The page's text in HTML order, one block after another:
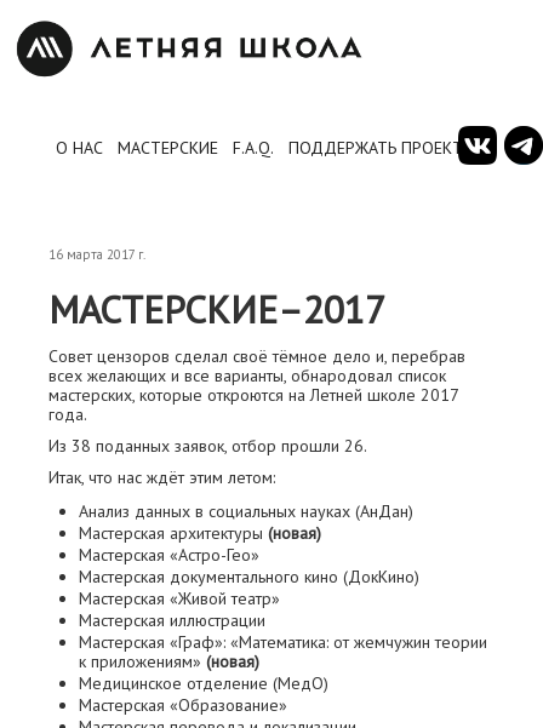
О НАС МАСТЕРСКИЕ F.A.Q. ПОДДЕРЖАТЬ ПРОЕКТ
16 марта 2017 г.
МАСТЕРСКИЕ–2017
Совет цензоров сделал своё тёмное дело и, перебрав
всех желающих и все варианты, обнародовал список
мастерских, которые откроются на Летней школе 2017
года.
Из 38 поданных заявок, отбор прошли 26.
Итак, что нас ждёт этим летом:
Анализ данных в социальных науках (АнДан)
Мастерская архитектуры (новая)
Мастерская «Астро-Гео»
Мастерская документального кино (ДокКино)
Мастерская «Живой театр»
Мастерская иллюстрации
Мастерская «Граф»: «Математика: от жемчужин теории
к приложениям» (новая)
Медицинское отделение (МедО)
Мастерская «Образование»